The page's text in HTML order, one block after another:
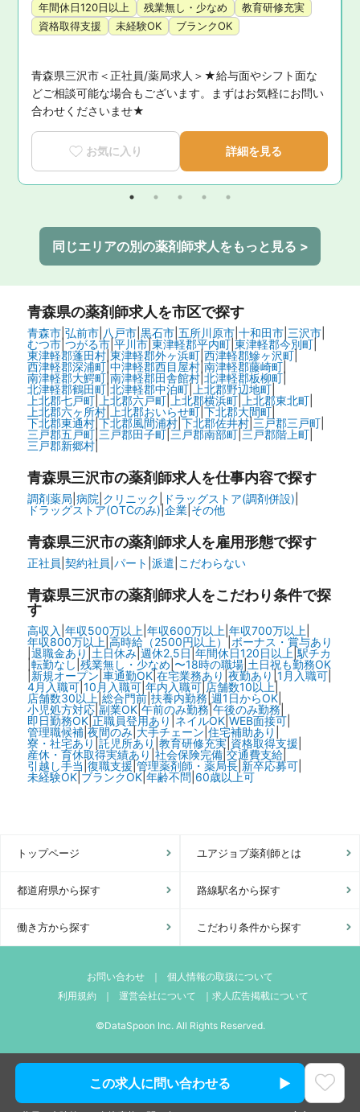
年間休日120日以上
残業無し・少なめ
教育研修充実
資格取得支援
未経験OK ブランクOK
青森県三沢市＜正社員/薬局求人＞★給与面やシフト面な
どご相談可能な場合もございます。まずはお気軽にお問い
合わせくださいませ★
お気に入り 詳細を見る
同じエリアの別の薬剤師求人をもっと見る >
青森県の薬剤師求人を市区で探す
青森市| 弘前市| 八戸市| 黒石市| 五所川原市| 十和田市| 三沢市|
むつ市|つがる市| 平川市| 東津軽郡平内町| 東津軽郡今別町|
東津軽郡蓬田村| 東津軽郡外ヶ浜町| 西津軽郡鰺ヶ沢町|
西津軽郡深浦町|中津軽郡西目屋村|南津軽郡藤崎町|
南津軽郡大鰐町|南津軽郡田舎館村|北津軽郡板柳町|
北津軽郡鶴田町|北津軽郡中泊町| 上北郡野辺地町|
上北郡七戸町| 上北郡六戸町| 上北郡横浜町| 上北郡東北町|
上北郡六ヶ所村| 上北郡おいらせ町| 下北郡大間町|
下北郡東通村| 下北郡風間浦村| 下北郡佐井村| 三戸郡三戸町|
三戸郡五戸町|三戸郡田子町| 三戸郡南部町| 三戸郡階上町|
三戸郡新郷村|
青森県三沢市の薬剤師求人を仕事内容で探す
調剤薬局 病院 クリニック ドラッグストア(調剤併設)
ドラッグストア(OTCのみ)| 企業| その他
青森県三沢市の薬剤師求人を雇用形態で探す
正社員 契約社員 パート 派遣 こだわらない
青森県三沢市の薬剤師求人をこだわり条件で探
す
高収入 年収500万以上 年収600万以上 年収700万以上
年収800万以上 高時給（2500円以上）| ボーナス・賞与あり
退職金あり 土日休み| 週休2.5日 年間休日120日以上 駅チカ
|転勤なし 残業無し・少なめ 〜18時の職場| 土日祝も勤務OK
|新規オープン 車通勤OK|在宅業務あり 夜勤あり 1月入職可|
4月入職可| 10月入職可| 年内入職可| 店舗数10以上|
店舗数30以上 総合門前| 扶養内勤務 週1日からOK|
小児処方対応| 副業OK| 午前のみ勤務| 午後のみ勤務|
即日勤務OK| 正職員登用あり ネイルOK| WEB面接可|
管理職候補| 夜間のみ| 大手チェーン 住宅補助あり
寮・社宅あり 託児所あり 教育研修充実| 資格取得支援
産休・育休取得実績あり 社会保険完備| 交通費支給|
引越し手当 復職支援 |管理薬剤師・薬局長| 新卒応募可|
未経験OK| ブランクOK| 年齢不問 60歳以上可
トップページ ユアジョブ薬剤師とは
都道府県から探す 路線駅名から探す
働き方から探す こだわり条件から探す
お問い合わせ ｜
個人情報の取扱について
利用規約
｜ 運営会社について ｜ 求人広告掲載について
©DataSpoon Inc. All Rights Reserved.
この求人に問い合わせる